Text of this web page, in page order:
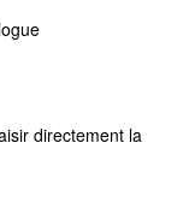
directement la